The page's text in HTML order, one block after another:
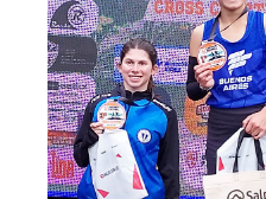
Inicio
Tendencia
General